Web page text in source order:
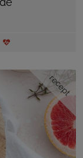
recept